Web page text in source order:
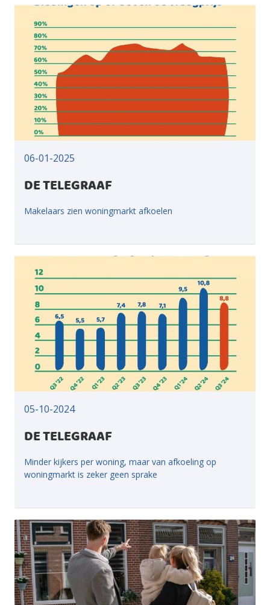
06-01-2025
DE TELEGRAAF
Makelaars zien woningmarkt afkoelen
05-10-2024
DE TELEGRAAF
Minder kijkers per woning, maar van afkoeling op
woningmarkt is zeker geen sprake